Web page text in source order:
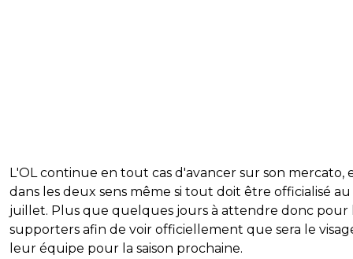
L'OL continue en tout cas d'avancer sur son mercato,
dans les deux sens même si tout doit être officialisé au
juillet. Plus que quelques jours à attendre donc pour
supporters afin de voir officiellement que sera le
leur équipe pour la saison prochaine.